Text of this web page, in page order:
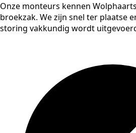
Onze monteurs kennen
broekzak. We zijn snel ter plaatse
storing vakkundig wordt